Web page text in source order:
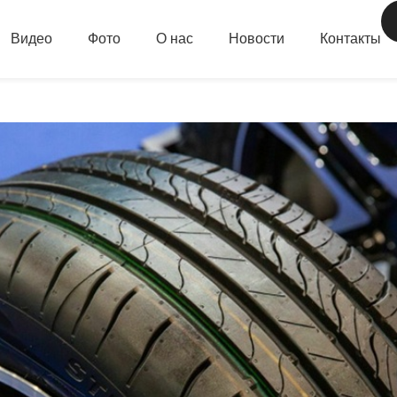
Видео Фото О нас Новости Контакты